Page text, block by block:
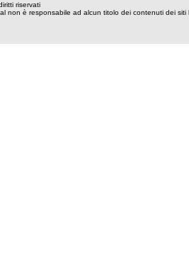
riservati
non è responsabile ad alcun titolo dei contenuti dei siti